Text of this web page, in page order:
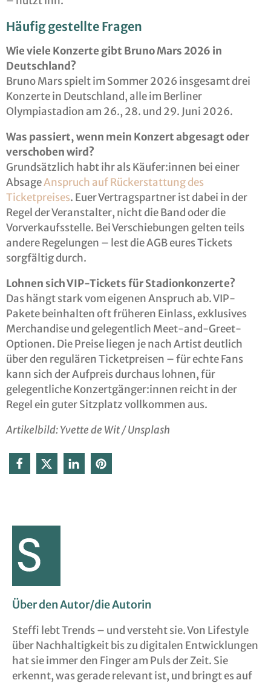
Häufig gestellte Fragen
Wie viele Konzerte gibt Bruno Mars 2026 in
Deutschland?
Bruno Mars spielt im Sommer 2026 insgesamt drei
Konzerte in Deutschland, alle im Berliner
Olympiastadion am 26., 28. und 29. Juni 2026.
Was passiert, wenn mein Konzert abgesagt oder
verschoben wird?
Grundsätzlich habt ihr als Käufer:innen bei einer
AbsageAnspruch auf Rückerstattung des
Ticketpreises. Euer Vertragspartner ist dabei in der
Regel der Veranstalter, nicht die Band oder die
Vorverkaufsstelle. Bei Verschiebungen gelten teils
andere Regelungen – lest die AGB eures Tickets
sorgfältig durch.
Lohnen sich VIP-Tickets für Stadionkonzerte?
Das hängt stark vom eigenen Anspruch ab. VIP-
Pakete beinhalten oft früheren Einlass, exklusives
Merchandise und gelegentlich Meet-and-Greet-
Optionen. Die Preise liegen je nach Artist deutlich
über den regulären Ticketpreisen – für echte Fans
kann sich der Aufpreis durchaus lohnen, für
gelegentliche Konzertgänger:innen reicht in der
Regel ein guter Sitzplatz vollkommen aus.
Artikelbild: Yvette de Wit / Unsplash
Über den Autor/die Autorin
Steffi lebt Trends – und versteht sie. Von Lifestyle
über Nachhaltigkeit bis zu digitalen Entwicklungen
hat sie immer den Finger am Puls der Zeit. Sie
erkennt, was gerade relevant ist, und bringt es auf